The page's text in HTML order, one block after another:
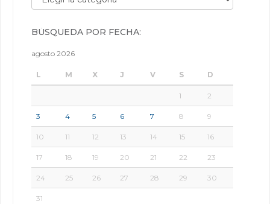
BÚSQUEDA POR FECHA:
agosto 2026
L M X J V S D
1 2
3 4 5 6 7 8 9
10 11 12 13 14 15 16
17 18 19 20 21 22 23
24 25 26 27 28 29 30
31